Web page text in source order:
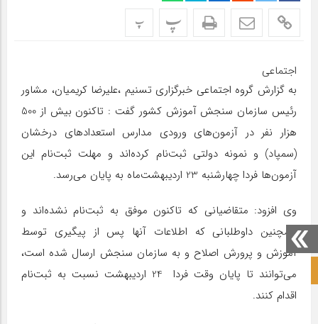
صفحه نخست آکادمی علمی
پ پ
اجتماعی
به گزارش گروه اجتماعی خبرگزاری تسنیم ،علیرضا کریمیان، مشاور
رئیس سازمان سنجش آموزش کشور گفت : تاکنون بیش از 500
هزار نفر در آزمون‌های ورودی مدارس استعدادهای درخشان
(سمپاد) و نمونه دولتی ثبت‌نام کرده‌اند و مهلت ثبت‌نام این
آزمون‌ها فردا چهارشنبه 23 اردیبهشت‌ماه به پایان می‌رسد.
وی افزود: متقاضیانی که تاکنون موفق به ثبت‌نام نشده‌اند و
همچنین داوطلبانی که اطلاعات آنها پس از پیگیری توسط
آموزش و پرورش اصلاح و به سازمان سنجش ارسال شده است،
می‌توانند تا پایان وقت فردا 24 اردیبهشت نسبت به ثبت‌نام
اقدام کنند.